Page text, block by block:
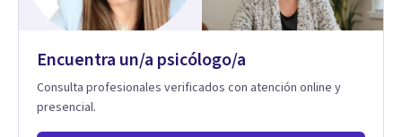
Encuentra un/a psicólogo/a
Consulta profesionales verificados con atención online y
presencial.